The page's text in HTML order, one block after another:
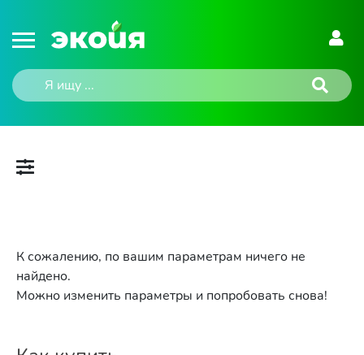
К сожалению, по вашим параметрам ничего не
найдено.
Можно изменить параметры и попробовать снова!